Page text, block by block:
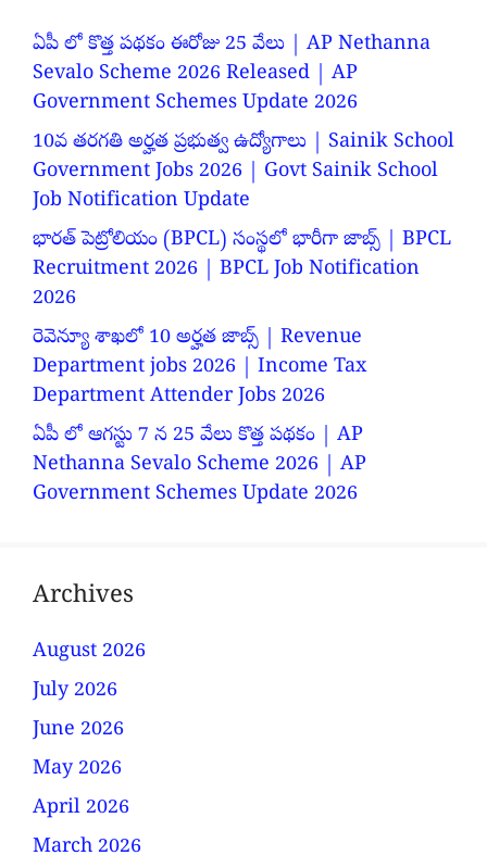
ఏపీ లో కొత్త పథకం ఈరోజు 25 వేలు | AP Nethanna
Sevalo Scheme 2026 Released | AP
Government Schemes Update 2026
10వ తరగతి అర్హత ప్రభుత్వ ఉద్యోగాలు | Sainik School
Government Jobs 2026 | Govt Sainik School
Job Notification Update
భారత్ పెట్రోలియం (BPCL) సంస్థలో భారీగా జాబ్స్ | BPCL
Recruitment 2026 | BPCL Job Notification
2026
రెవెన్యూ శాఖలో 10 అర్హత జాబ్స్ | Revenue
Department jobs 2026 | Income Tax
Department Attender Jobs 2026
ఏపీ లో ఆగస్టు 7 న 25 వేలు కొత్త పథకం | AP
Nethanna Sevalo Scheme 2026 | AP
Government Schemes Update 2026
Archives
August 2026
July 2026
June 2026
May 2026
April 2026
March 2026